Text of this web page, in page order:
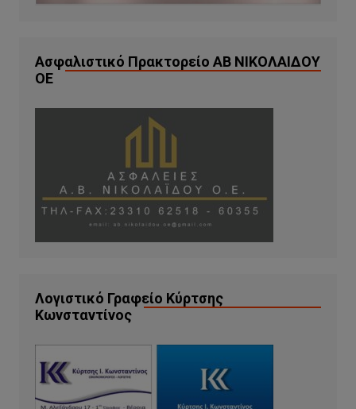
Ασφαλιστικό Πρακτορείο ΑΒ ΝΙΚΟΛΑΙΔΟΥ
ΟΕ
Λογιστικό Γραφείο Κύρτσης
Κωνσταντίνος